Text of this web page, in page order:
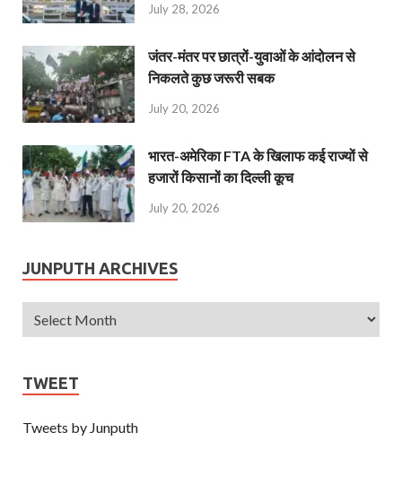
July 28, 2026
जंतर-मंतर पर छात्रों-युवाओं के आंदोलन से
निकलते कुछ जरूरी सबक
July 20, 2026
भारत-अमेरिका FTA के खिलाफ कई राज्यों से
हजारों किसानों का दिल्ली कूच
July 20, 2026
JUNPUTH ARCHIVES
TWEET
Tweets by Junputh